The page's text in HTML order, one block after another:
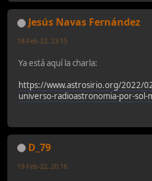
Jesús Navas Fernández
18-Feb-22, 23:15
Ya está aquí la charla:
https://www.astrosirio.org/2022/
universo-radioastronomia-por-sol-
D_79
19-Feb-22, 20:16